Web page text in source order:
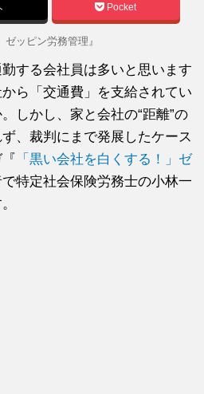
Pocket
ゼッピン労務管理』
する会社員は多いと思います
ら「交通費」を支給されてい
しかし、家と会社の“距離”の
、裁判にまで発展したケース
「黒い会社を白くする！」ゼ
で特定社会保険労務士の小林一